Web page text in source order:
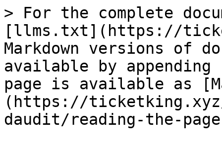
> For the complete
[llms.txt](https://
Markdown versions of
available by
page is available as
(https://
daudit/reading-the-